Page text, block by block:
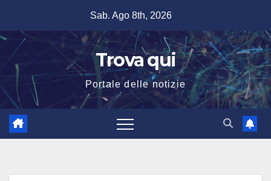
contenuto
Sab. Ago 8th, 2026
Trova qui
Portale delle notizie